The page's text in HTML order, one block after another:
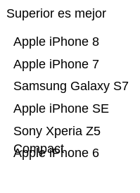
Superior es mejor
Apple iPhone 6
Sony Xperia Z5
Compact
Apple iPhone SE
Samsung Galaxy S7
Apple iPhone 7
Apple iPhone 8